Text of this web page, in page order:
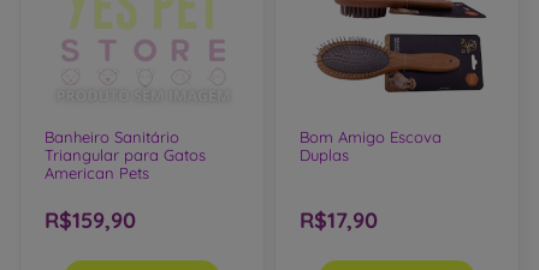
Banheiro Sanitário
Triangular para Gatos
American Pets
R$159,90
Bom Amigo Escova
Duplas
R$17,90